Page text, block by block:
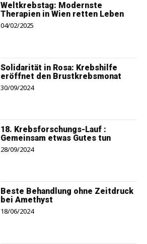
Weltkrebstag: Modernste
Therapien in Wien retten Leben
04/02/2025
Solidarität in Rosa: Krebshilfe
eröffnet den Brustkrebsmonat
30/09/2024
18. Krebsforschungs-Lauf :
Gemeinsam etwas Gutes tun
28/09/2024
Beste Behandlung ohne Zeitdruck
bei Amethyst
18/06/2024